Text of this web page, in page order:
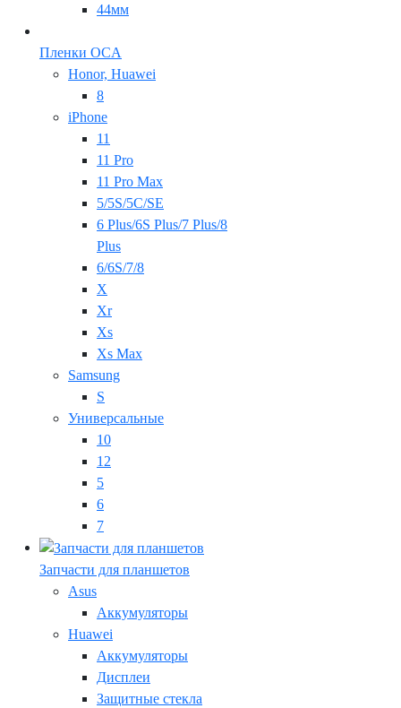
44мм
Пленки OCA
Honor, Huawei
8
iPhone
11
11 Pro
11 Pro Max
5/5S/5C/SE
6 Plus/6S Plus/7 Plus/8
Plus
6/6S/7/8
X
Xr
Xs
Xs Max
Samsung
S
Универсальные
10
12
5
6
7
Запчасти для планшетов
Asus
Аккумуляторы
Huawei
Аккумуляторы
Дисплеи
Защитные стекла